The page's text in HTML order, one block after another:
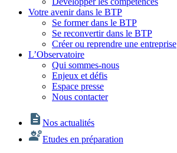
Votre avenir dans le BTP
Se former dans le BTP
Se reconvertir dans le BTP
Créer ou reprendre une entreprise
L’Observatoire
Qui sommes-nous
Enjeux et défis
Espace presse
Nous contacter
Nos actualités
Etudes en préparation